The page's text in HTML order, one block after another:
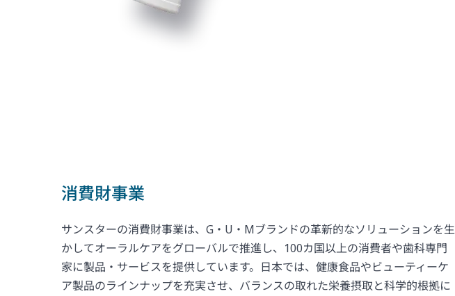
消費財事業
サンスターの消費財事業は、G・U・Mブランドの革新的なソリューションを生
かしてオーラルケアをグローバルで推進し、100カ国以上の消費者や歯科専門
家に製品・サービスを提供しています。日本では、健康食品やビューティーケ
ア製品のラインナップを充実させ、バランスの取れた栄養摂取と科学的根拠に